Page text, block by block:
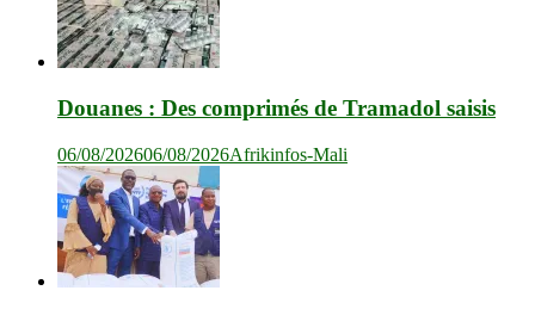
Douanes : Des comprimés de Tramadol saisis
06/08/202606/08/2026Afrikinfos-Mali